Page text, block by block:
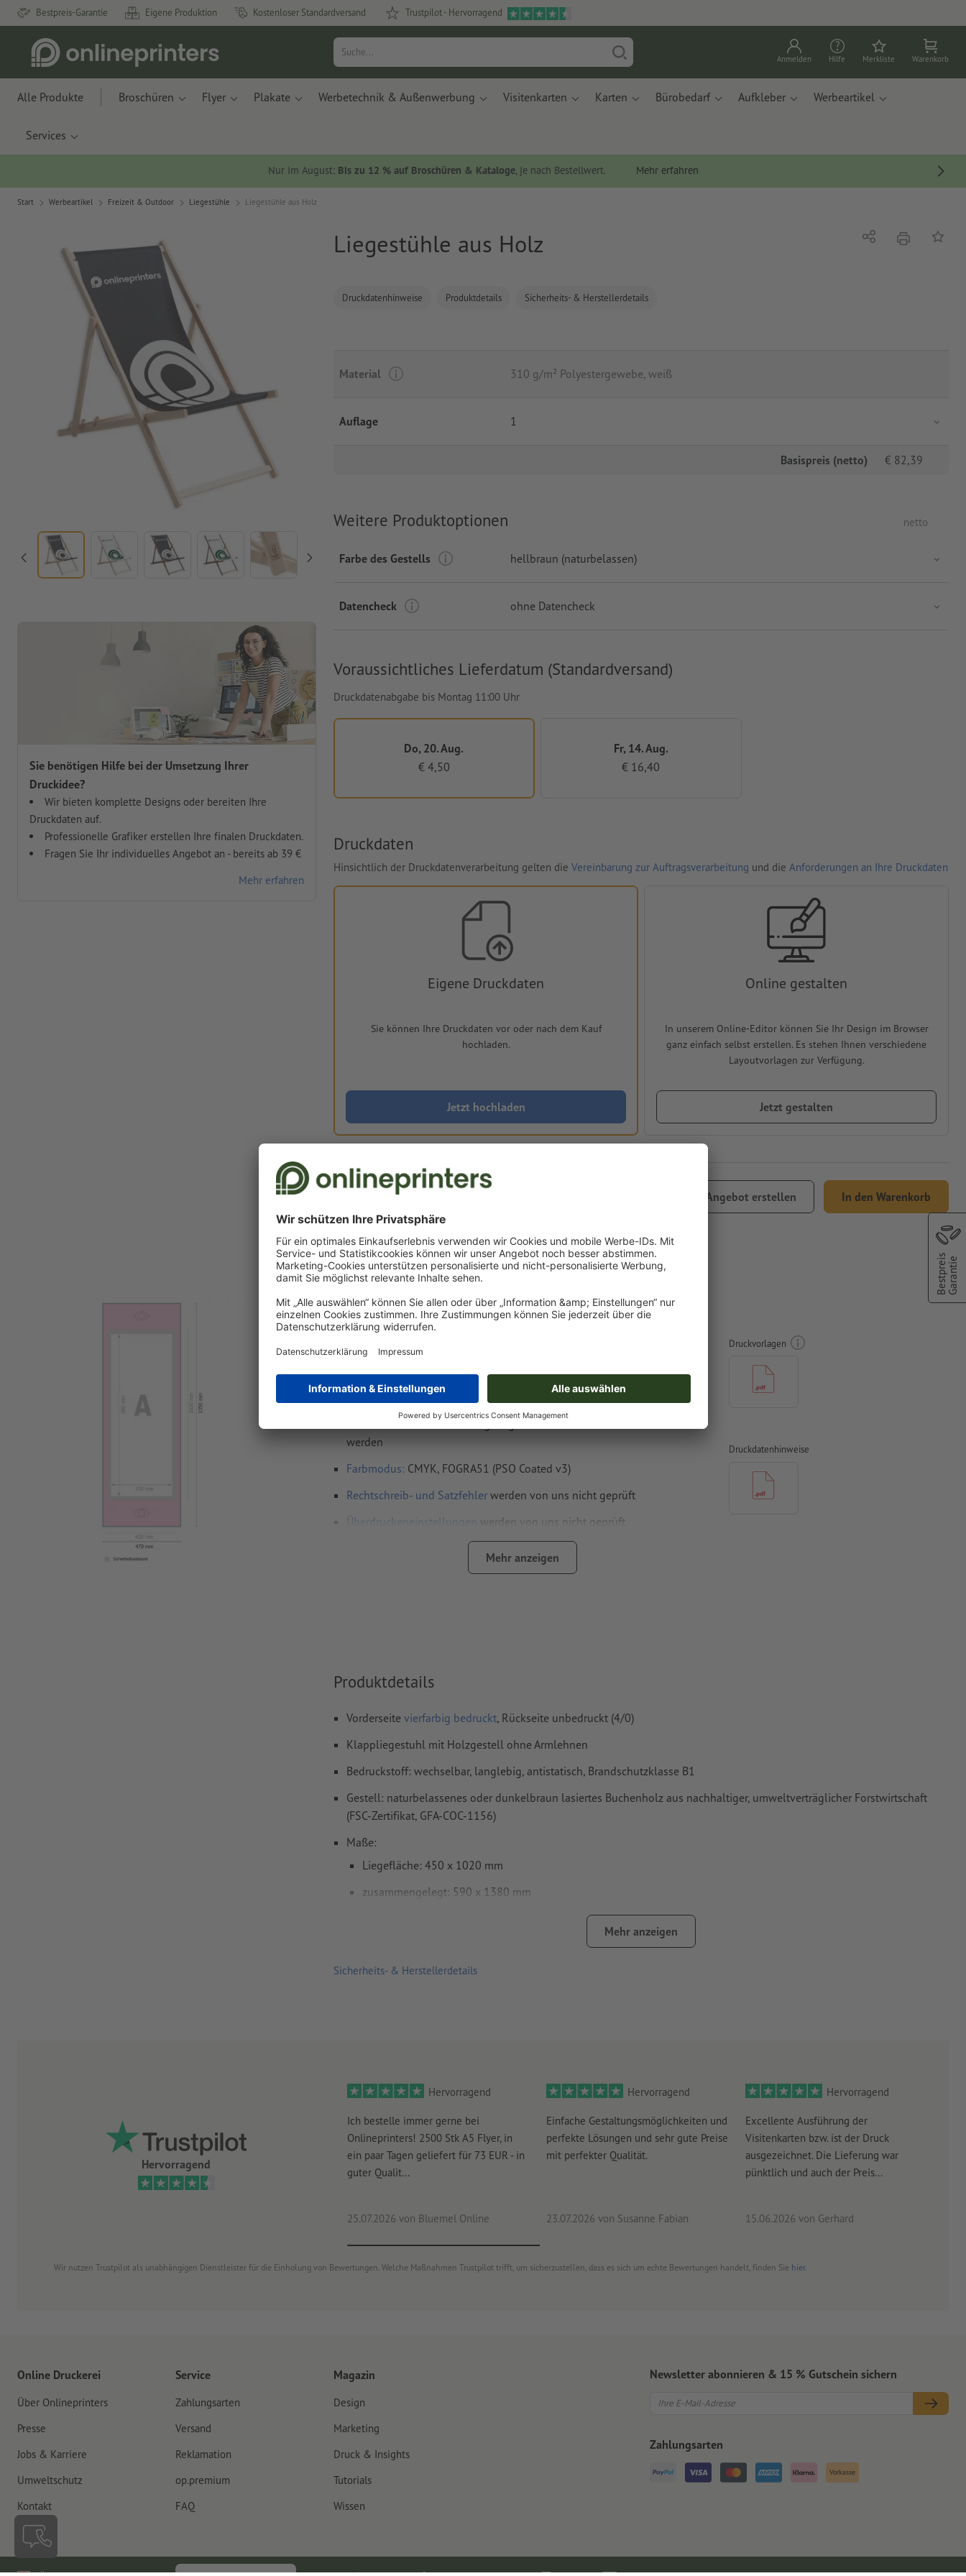
Bestpreis-Garantie Eigene Produktion Kostenloser Standardversand Trustpilot - Hervorragend
Anmelden Hilfe Merkliste Warenkorb
Alle Produkte Broschüren Flyer Plakate Werbetechnik & Außenwerbung Visitenkarten Karten Bürobedarf Aufkleber Werbeartikel
Services
Nur im August: Bis zu 12 % auf Broschüren & Kataloge, je nach Bestellwert. Mehr erfahren
Start Werbeartikel Freizeit & Outdoor Liegestühle Liegestühle aus Holz
Liegestühle aus Holz
Sie benötigen Hilfe bei der Umsetzung Ihrer
Druckidee?
Wir bieten komplette Designs oder bereiten Ihre
Druckdaten auf.
Professionelle Grafiker erstellen Ihre finalen Druckdaten.
Fragen Sie Ihr individuelles Angebot an - bereits ab 39 €
Mehr erfahren
Druckdatenhinweise Produktdetails Sicherheits- & Herstellerdetails
Teilen DruckenAuf
Material 310 g/m² Polyestergewebe, weiß
Auflage 1
Basispreis (netto) € 82,39
Weitere Produktoptionen netto
Farbe des Gestells hellbraun (naturbelassen)
Datencheck ohne Datencheck
Voraussichtliches Lieferdatum (Standardversand)
Druckdatenabgabe bis Montag 11:00 Uhr
Do, 20. Aug.
€ 4,50
Fr, 14. Aug.
€ 16,40
Druckdaten
Hinsichtlich der Druckdatenverarbeitung gelten die Vereinbarung zur Auftragsverarbeitung und die Anforderungen an Ihre Druckdaten
Eigene Druckdaten
Sie können Ihre Druckdaten vor oder nach dem Kauf
hochladen.
Jetzt hochladen
Online gestalten
In unserem Online-Editor können Sie Ihr Design im Browser
ganz einfach selbst erstellen. Es stehen Ihnen verschiedene
Layoutvorlagen zur Verfügung.
Jetzt gestalten
Angebot erstellen In den Warenkorb
Lieferung ca.:
Gewicht: ca.3,5 kg
Druckdatenhinweise Liegestühle aus Holz
Auflösung:150 dpi
müssen vollständig eingebettet oder in Kurven konvertiert
werden
Farbmodus: CMYK, FOGRA51 (PSO Coated v3)
Rechtschreib- und Satzfehler werden von uns nicht geprüft
Überdruckeneinstellungen
werden von uns nicht geprüft
werden gelöscht und nicht gedruckt
Formularfeldernwerden mitgedruckt
Mehr anzeigen
Druckvorlagen
Druckdatenhinweise
Produktdetails
Vorderseite vierfarbig bedruckt, Rückseite unbedruckt (4/0)
Klappliegestuhl mit Holzgestell ohne Armlehnen
Bedruckstoff: wechselbar, langlebig, antistatisch, Brandschutzklasse B1
Gestell: naturbelassenes oder dunkelbraun lasiertes Buchenholz aus nachhaltiger, umweltverträglicher Forstwirtschaft
(FSC-Zertifikat, GFA-COC-1156)
Maße:
Liegefläche: 450 x 1020 mm
zusammengelegt: 590 x 1380 mm
drei Liegepositionen wählbar, Sicherung durch Kunststoffbügel (nach europäischer Sicherheitsnorm EN 71-3)
maximale Tragfähigkeit: ca. 110 kg
Mehr anzeigen
Sicherheits- & Herstellerdetails
Hervorragend
Hervorragend
Ich bestelle immer gerne bei
Onlineprinters! 2500 Stk A5 Flyer, in
ein paar Tagen geliefert für 73 EUR - in
guter Qualit...
25.07.2026 von Bluemel Online
Hervorragend
Einfache Gestaltungsmöglichkeiten und
perfekte Lösungen und sehr gute Preise
mit perfekter Qualität.
23.07.2026 von Susanne Fabian
Hervorragend
Excellente Ausführung der
Visitenkarten bzw. ist der Druck
ausgezeichnet. Die Lieferung war
pünktlich und auch der Preis...
15.06.2026 von Gerhard
Wir nutzen Trustpilot als unabhängigen Dienstleister für die Einholung von Bewertungen. Welche Maßnahmen Trustpilot trifft, um sicherzustellen, dass es sich um echte Bewertungen handelt, finden Sie hier.
BestpreisGarantie
Online Druckerei
Über Onlineprinters
Presse
Jobs & Karriere
Umweltschutz
Kontakt
Service
Zahlungsarten
Versand
Reklamation
op.premium
FAQ
Magazin
Design
Marketing
Druck & Insights
Tutorials
Wissen
Newsletter abonnieren & 15 % Gutschein sichern
Zahlungsarten
Vorkasse